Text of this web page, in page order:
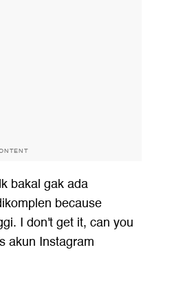
bakal gak ada
because
I don't get it, can you
akun Instagram